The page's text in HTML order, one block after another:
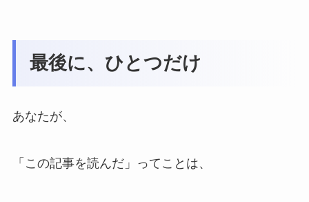
最後に、ひとつだけ
あなたが、
「この記事を読んだ」ってことは、